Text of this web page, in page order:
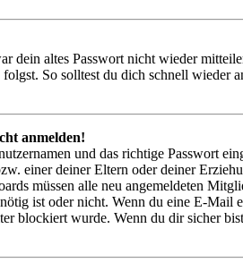
dein altes Passwort nicht wieder
So solltest du dich schnell wieder
anmelden!
und das richtige Passwort
einer deiner Eltern oder deiner
müssen alle neu angemeldeten
ist oder nicht. Wenn du eine E-Mail
blockiert wurde. Wenn du dir sicher